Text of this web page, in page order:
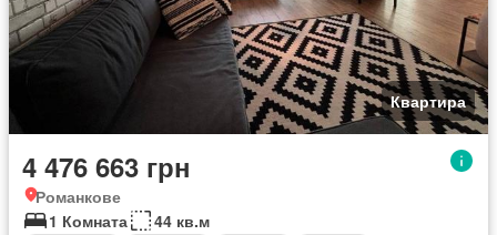
Квартира
4 476 663 грн
Романкове
1 Комната
44 кв.м